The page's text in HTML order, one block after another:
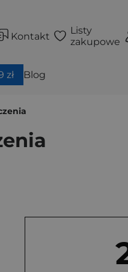
Kontakt
Listy
zakupowe
zł Blog